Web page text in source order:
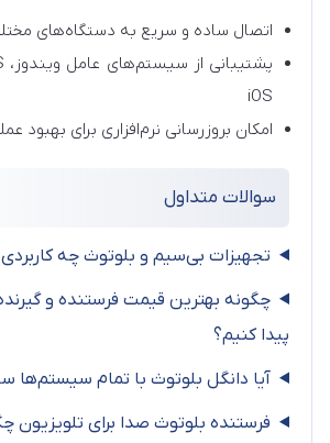
اتصال ساده و سریع به دستگاه‌های
iOS
امکان بروزرسانی نرم‌افزاری برای بهبود
سوالات متداول
تجهیزات بی‌سیم و بلوتوث چه کاربردی
چگونه بهترین قیمت فرستنده و
پیدا کنیم؟
آیا دانگل بلوتوث با تمام سیستم‌ها
فرستنده بلوتوث صدا برای تلویزیون